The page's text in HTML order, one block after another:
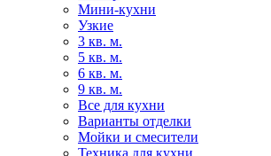
Мини-кухни
Узкие
3 кв. м.
5 кв. м.
6 кв. м.
9 кв. м.
Все для кухни
Варианты отделки
Мойки и смесители
Техника для кухни